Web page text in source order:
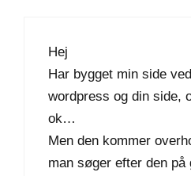
Hej
Har bygget min side
wordpress og din side,
ok…
Men den kommer
man søger efter den på